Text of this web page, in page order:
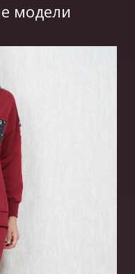
модели